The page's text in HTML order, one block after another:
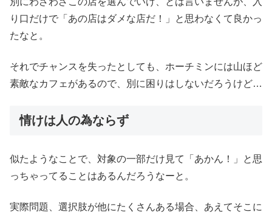
り口だけで「あの店はダメな店だ！」と思わなくて良かっ
たなと。
それでチャンスを失ったとしても、ホーチミンには山ほど
素敵なカフェがあるので、別に困りはしないだろうけど…
情けは人の為ならず
似たようなことで、対象の一部だけ見て「あかん！」と思
っちゃってることはあるんだろうなーと。
実際問題、選択肢が他にたくさんある場合、あえてそこに